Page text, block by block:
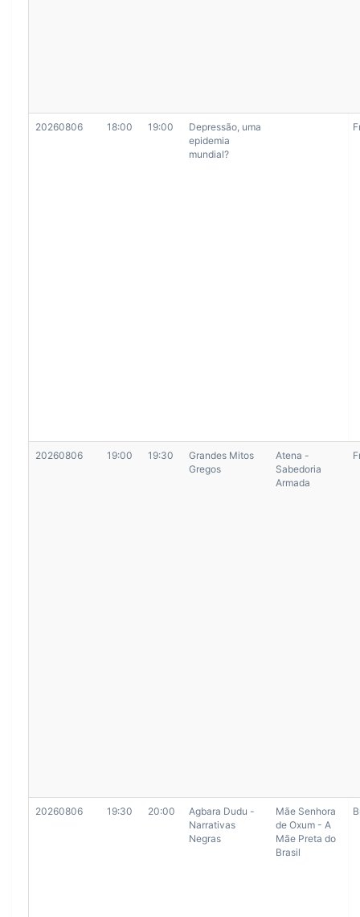
20260806 18:00 19:00
Depressão, uma
epidemia
mundial?
20260806 19:00 19:30
Grandes Mitos
Gregos
Atena -
Sabedoria
Armada
20260806 19:30 20:00
Agbara Dudu -
Narrativas
Negras
Mãe Senhora
de Oxum - A
Mãe Preta do
Brasil